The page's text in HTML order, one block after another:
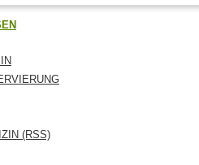
(RSS)